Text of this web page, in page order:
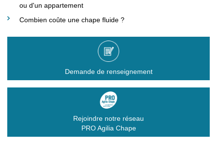
ou d'un appartement
Combien coûte une chape fluide ?
Demande de renseignement
Rejoindre notre réseau
PRO Agilia Chape